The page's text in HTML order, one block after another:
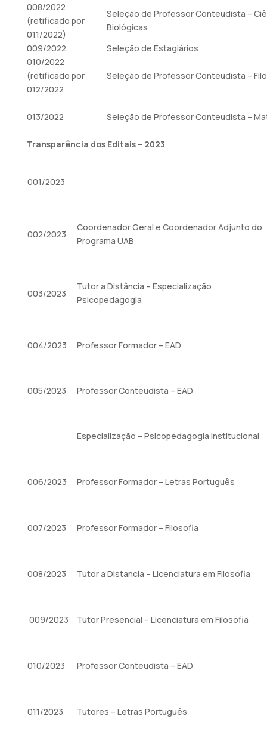
008/2022
(retificado por
011/2022)
Seleção de Professor Conteudista –
Biológicas
009/2022
Seleção de Estagiários
010/2022
(retificado por
012/2022
Seleção de Professor Conteudista –
013/2022 Seleção de Professor Conteudista –
Transparência dos Editais – 2023
001/2023
002/2023
Coordenador Geral e Coordenador Adjunto do
Programa UAB
003/2023
Tutor a Distância – Especialização
Psicopedagogia
004/2023 Professor Formador – EAD
005/2023 Professor Conteudista – EAD
Especialização – Psicopedagogia Institucional
006/2023 Professor Formador – Letras Português
007/2023 Professor Formador – Filosofia
008/2023 Tutor a Distancia – Licenciatura em Filosofia
009/2023 Tutor Presencial – Licenciatura em Filosofia
010/2023 Professor Conteudista – EAD
011/2023 Tutores – Letras Português